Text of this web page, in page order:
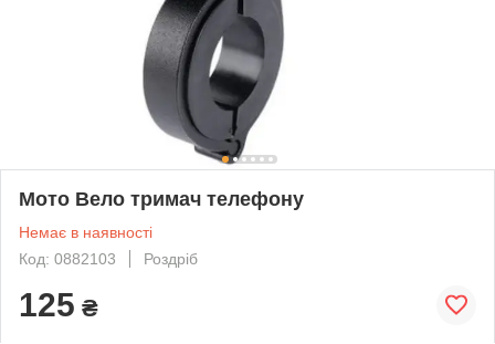
Мото Вело тримач телефону
Немає в наявності
Код: 0882103
Роздріб
125 ₴